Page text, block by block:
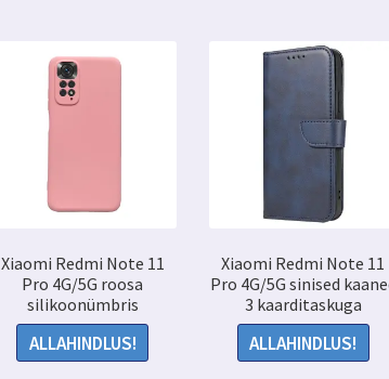
Xiaomi Redmi Note 11
Pro 4G/5G roosa
silikoonümbris
ALLAHINDLUS!
Xiaomi Redmi Note 11
Pro 4G/5G sinised
3 kaarditaskuga
ALLAHINDLUS!